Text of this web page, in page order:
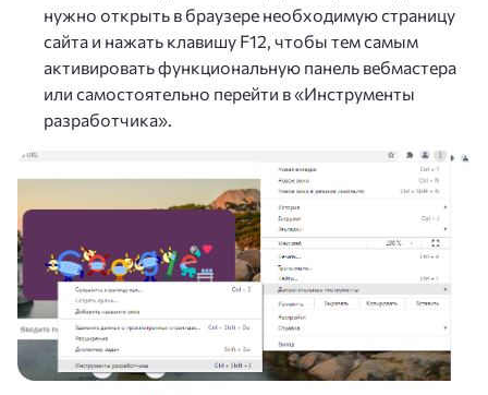
нужно открыть в браузере необходимую страницу
сайта и нажать клавишу F12, чтобы тем самым
активировать функциональную панель вебмастера
или самостоятельно перейти в «Инструменты
разработчика».